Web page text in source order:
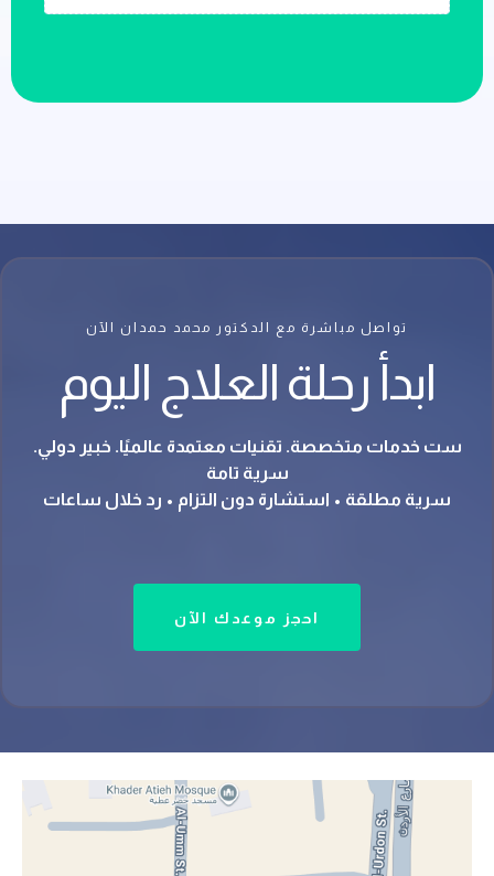
تواصل مباشرة مع الدكتور محمد حمدان الآن
ابدأ رحلة العلاج اليوم
ست خدمات متخصصة. تقنيات معتمدة عالميًا. خبير دولي.
سرية تامة
سرية مطلقة • استشارة دون التزام • رد خلال ساعات
احجز موعدك الآن